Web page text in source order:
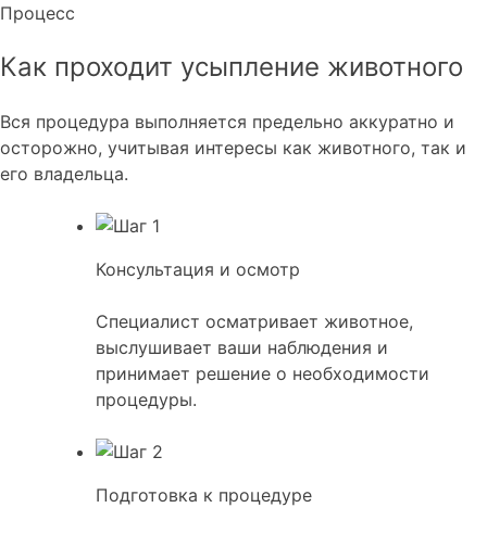
Процесс
Как проходит усыпление животного
Вся процедура выполняется предельно аккуратно и
осторожно, учитывая интересы как животного, так и
его владельца.
Консультация и осмотр
Специалист осматривает животное,
выслушивает ваши наблюдения и
принимает решение о необходимости
процедуры.
Подготовка к процедуре